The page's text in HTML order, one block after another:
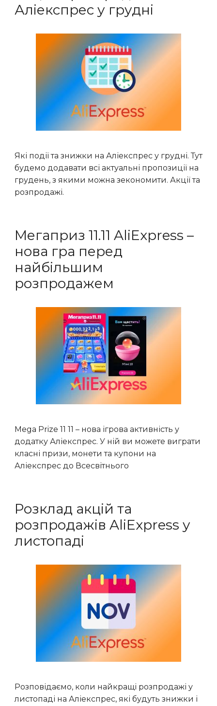
Аліекспрес у грудні
Які події та знижки на Аліекспрес у грудні. Тут
будемо додавати всі актуальні пропозиції на
грудень, з якими можна зекономити. Акції та
розпродажі.
Мегаприз 11.11 AliExpress –
нова гра перед
найбільшим
розпродажем
Mega Prize 11 11 – нова ігрова активність у
додатку Аліекспрес. У ній ви можете виграти
класні призи, монети та купони на
Аліекспрес до Всесвітнього
Розклад акцій та
розпродажів AliExpress у
листопаді
Розповідаємо, коли найкращі розпродажі у
листопаді на Аліекспрес, які будуть знижки і